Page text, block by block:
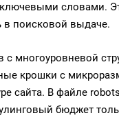
словами.
в поисковой выдаче.
с многоуровневой
крошки с
сайта. В файле
бюджет